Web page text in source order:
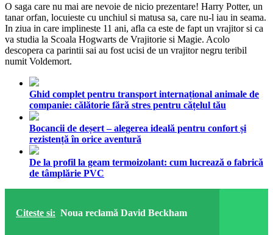
O saga care nu mai are nevoie de nicio prezentare! Harry Potter, un
tanar orfan, locuieste cu unchiul si matusa sa, care nu-l iau in seama.
In ziua in care implineste 11 ani, afla ca este de fapt un vrajitor si ca
va studia la Scoala Hogwarts de Vrajitorie si Magie. Acolo
descopera ca parintii sai au fost ucisi de un vrajitor negru teribil
numit Voldemort.
Ghid complet pentru transport internațional animale de
companie: călătorie fără stres pentru cățelul tău
Bocancii de deșert – alegerea ideală pentru confort și
rezistență în orice aventură
De la profil la geam termoizolant: cum lucrează o fabrică
de tâmplărie PVC
Citeste si: Noua reclamă David Beckham